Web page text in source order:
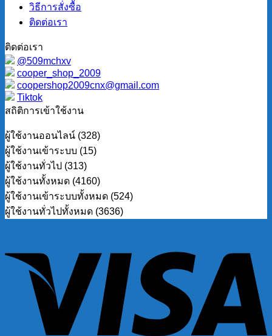
วิธีการสั่งซื้อ
ติดต่อเรา
ติดต่อเรา
@509mchxv
cooper_shop_2009
coopershop2009cnx@gmail.com
Tiktok
สถิติการเข้าใช้งาน
ผู้ใช้งานออนไลน์ (328)
ผู้ใช้งานเข้าระบบ (15)
ผู้ใช้งานทั่วไป (313)
ผู้ใช้งานทั้งหมด (4160)
ผู้ใช้งานเข้าระบบทั้งหมด (524)
ผู้ใช้งานทั่วไปทั้งหมด (3636)